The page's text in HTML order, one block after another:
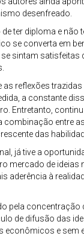
desenfreado.
ter diploma e
se converta em
sintam
as reflexões
a constante
Entretanto,
combinação entre
das
já tive a
mercado de
aderência à
pela
de difusão das
e sem